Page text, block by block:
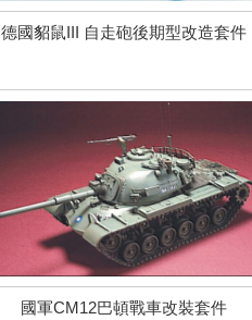
德國貂鼠III 自走砲後期型改造套件
國軍CM12巴頓戰車改裝套件